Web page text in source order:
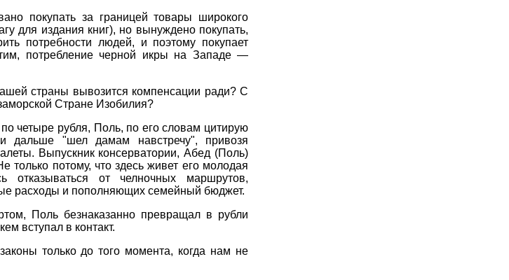
покупать за границей товары широкого
для издания книг), но вынуждено покупать,
потребности людей, и поэтому покупает
потребление черной икры на Западе —
страны вывозится компенсации ради? С
Стране Изобилия?
четыре рубля, Поль, по его словам цитирую
дальше "шел дамам навстречу", привозя
Выпускник консерватории, Абед (Поль)
только потому, что здесь живет его молодая
от челночных маршрутов,
расходы и пополняющих семейный бюджет.
Поль безнаказанно превращал в рубли
вступал в контакт.
только до того момента, когда нам не